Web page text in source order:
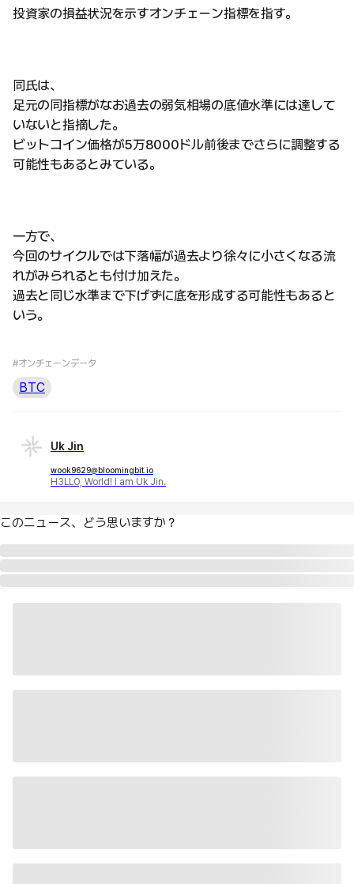
投資家の損益状況を示すオンチェーン指標を指す。
同氏は、
足元の同指標がなお過去の弱気相場の底値水準には達して
いないと指摘した。
ビットコイン価格が5万8000ドル前後までさらに調整する
可能性もあるとみている。
一方で、
今回のサイクルでは下落幅が過去より徐々に小さくなる流
れがみられるとも付け加えた。
過去と同じ水準まで下げずに底を形成する可能性もあると
いう。
#オンチェーンデータ
BTC
Uk Jin
wook9629@bloomingbit.io
H3LLO, World! I am Uk Jin.
このニュース、どう思いますか？